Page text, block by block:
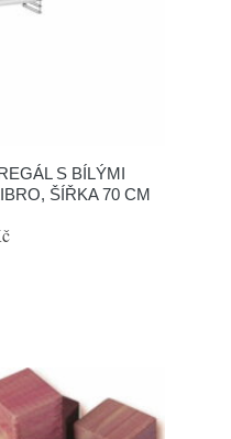
S BÍLÝMI
ŠÍŘKA 70 CM